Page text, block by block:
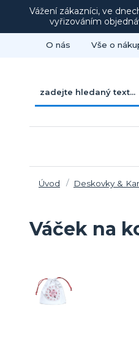
Vážení zákazníci, ve
vyřizováním
O nás Vše o
Úvod Deskovky &
Váček na